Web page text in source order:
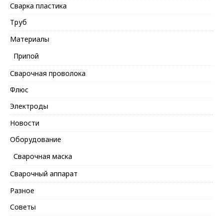
Сварка пластика
Труб
Материалы
Припой
Сварочная проволока
Флюс
Электроды
Новости
Оборудование
Сварочная маска
Сварочный аппарат
Разное
Советы